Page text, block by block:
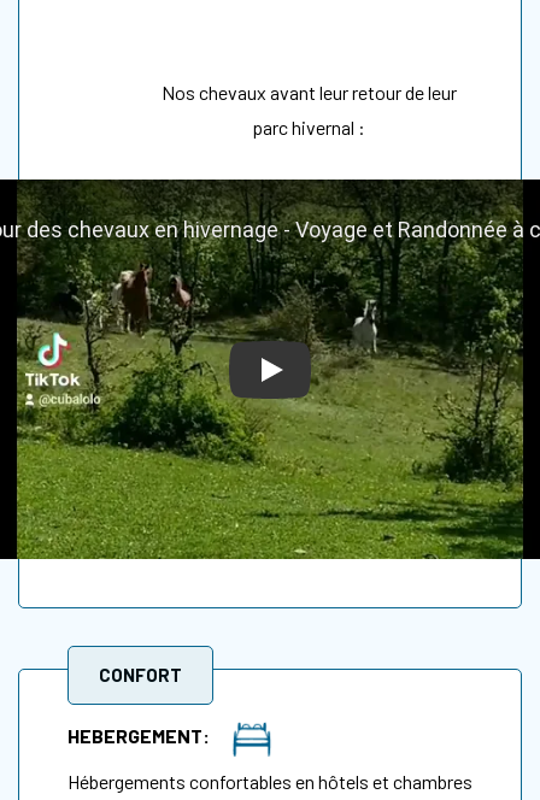
Nos chevaux avant leur retour de leur
parc hivernal :
CONFORT
HEBERGEMENT:
Hébergements confortables en hôtels et chambres